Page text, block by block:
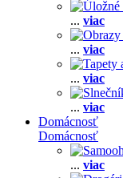
... viac
... viac
... viac
... viac
Domácnosť
Domácnosť
... viac